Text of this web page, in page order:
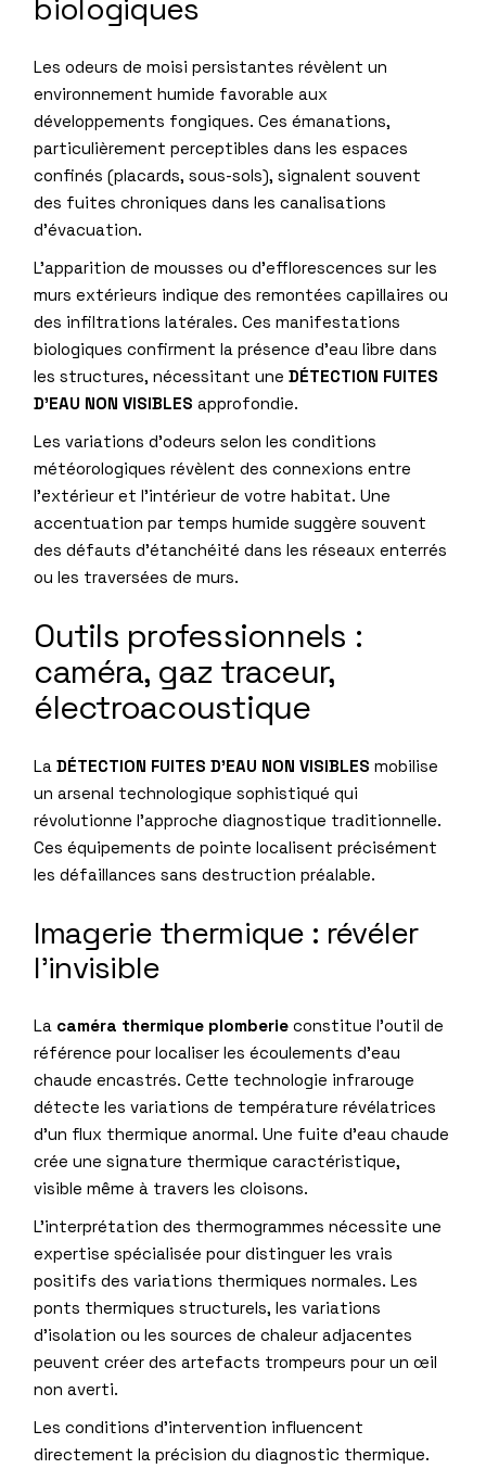
biologiques
Les odeurs de moisi persistantes révèlent un
environnement humide favorable aux
développements fongiques. Ces émanations,
particulièrement perceptibles dans les espaces
confinés (placards, sous-sols), signalent souvent
des fuites chroniques dans les canalisations
d’évacuation.
L’apparition de mousses ou d’efflorescences sur les
murs extérieurs indique des remontées capillaires ou
des infiltrations latérales. Ces manifestations
biologiques confirment la présence d’eau libre dans
les structures, nécessitant uneDÉTECTION FUITES
D’EAU NON VISIBLES approfondie.
Les variations d’odeurs selon les conditions
météorologiques révèlent des connexions entre
l’extérieur et l’intérieur de votre habitat. Une
accentuation par temps humide suggère souvent
des défauts d’étanchéité dans les réseaux enterrés
ou les traversées de murs.
Outils professionnels :
caméra, gaz traceur,
électroacoustique
LaDÉTECTION FUITES D’EAU NON VISIBLES mobilise
un arsenal technologique sophistiqué qui
révolutionne l’approche diagnostique traditionnelle.
Ces équipements de pointe localisent précisément
les défaillances sans destruction préalable.
Imagerie thermique : révéler
l’invisible
La caméra thermique plomberie constitue l’outil de
référence pour localiser les écoulements d’eau
chaude encastrés. Cette technologie infrarouge
détecte les variations de température révélatrices
d’un flux thermique anormal. Une fuite d’eau chaude
crée une signature thermique caractéristique,
visible même à travers les cloisons.
L’interprétation des thermogrammes nécessite une
expertise spécialisée pour distinguer les vrais
positifs des variations thermiques normales. Les
ponts thermiques structurels, les variations
d’isolation ou les sources de chaleur adjacentes
peuvent créer des artefacts trompeurs pour un œil
non averti.
Les conditions d’intervention influencent
directement la précision du diagnostic thermique.